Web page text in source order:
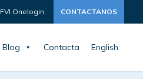
FVI Onelogin CONTACTANOS
Blog Contacta English